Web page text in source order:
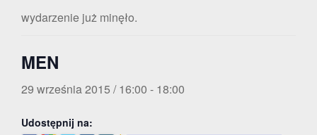
wydarzenie już minęło.
MEN
29 września 2015 / 16:00 - 18:00
Udostępnij na: